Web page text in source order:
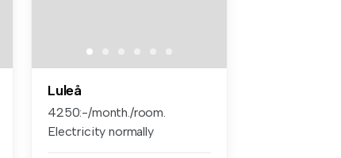
Luleå
4250:-/month./room.
Electricity normally